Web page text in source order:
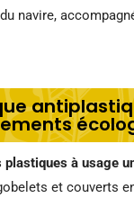
navire,
plastiques à usage
et couverts